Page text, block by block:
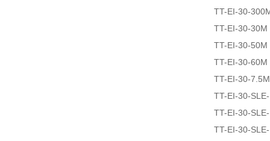
TT-EI-30-
TT-EI-30-30M
TT-EI-30-50M
TT-EI-30-60M
TT-EI-30-7.5M
TT-EI-30-
TT-EI-30-
TT-EI-30-